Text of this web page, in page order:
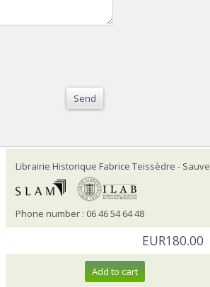
Send
Librairie Historique Fabrice Teissèdre - Sauve
Phone number : 06 46 54 64 48
EUR180.00
Add to cart